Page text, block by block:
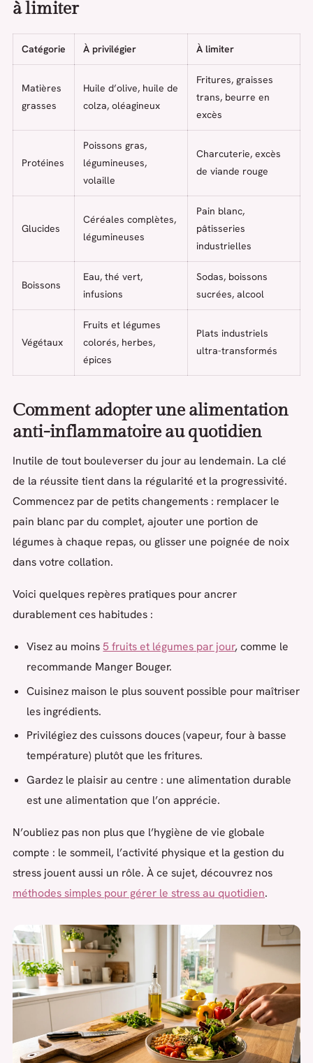
à limiter
Catégorie À privilégier À limiter
Matières
grasses
Huile d’olive, huile de
colza, oléagineux
Fritures, graisses
trans, beurre en
excès
Protéines
Poissons gras,
légumineuses,
volaille
Charcuterie, excès
de viande rouge
Glucides
Céréales complètes,
légumineuses
Pain blanc,
pâtisseries
industrielles
Boissons
Eau, thé vert,
infusions
Sodas, boissons
sucrées, alcool
Végétaux
Fruits et légumes
colorés, herbes,
épices
Plats industriels
ultra-transformés
Comment adopter une alimentation
anti-inflammatoire au quotidien
Inutile de tout bouleverser du jour au lendemain. La clé
de la réussite tient dans la régularité et la progressivité.
Commencez par de petits changements : remplacer le
pain blanc par du complet, ajouter une portion de
légumes à chaque repas, ou glisser une poignée de noix
dans votre collation.
Voici quelques repères pratiques pour ancrer
durablement ces habitudes :
Visez au moins5 fruits et légumes par jour, comme le
recommande Manger Bouger.
Cuisinez maison le plus souvent possible pour maîtriser
les ingrédients.
Privilégiez des cuissons douces (vapeur, four à basse
température) plutôt que les fritures.
Gardez le plaisir au centre : une alimentation durable
est une alimentation que l’on apprécie.
N’oubliez pas non plus que l’hygiène de vie globale
compte : le sommeil, l’activité physique et la gestion du
stress jouent aussi un rôle. À ce sujet, découvrez nos
méthodes simples pour gérer le stress au quotidien.